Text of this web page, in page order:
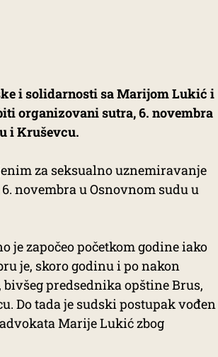
i solidarnosti sa Marijom Lukić i
organizovani sutra, 6. novembra
i Kruševcu.
za seksualno uznemiravanje
novembra u Osnovnom sudu u
je započeo početkom godine iako
je, skoro godinu i po nakon
predsednika opštine Brus,
Do tada je sudski postupak vođen
Marije Lukić zbog